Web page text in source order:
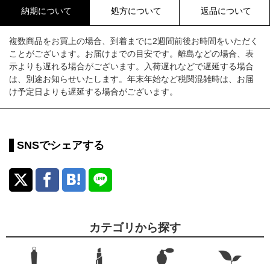
納期について 処方について 返品について
複数商品をお買上の場合、到着までに2週間前後お時間をいただく
ことがございます。お届けまでの目安です。離島などの場合、表
示よりも遅れる場合がございます。入荷遅れなどで遅延する場合
は、別途お知らせいたします。年末年始など税関混雑時は、お届
け予定日よりも遅延する場合がございます。
SNSでシェアする
カテゴリから探す